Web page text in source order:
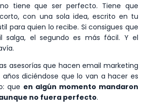
tiene que ser perfecto. Tiene que
con una sola idea, escrito en tu
para quien lo recibe. Si consigues que
salga, el segundo es más fácil. Y el
asesorías que hacen email marketing
diciéndose que lo van a hacer es
que en algún momento mandaron
no fuera perfecto.